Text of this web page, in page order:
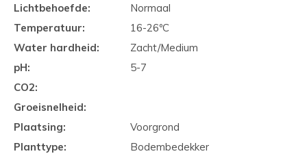
Lichtbehoefde:
Normaal
Temperatuur:
16-26ºC
Water hardheid:
Zacht/Medium
pH:
5-7
CO2:
Groeisnelheid:
Plaatsing:
Voorgrond
Planttype:
Bodembedekker